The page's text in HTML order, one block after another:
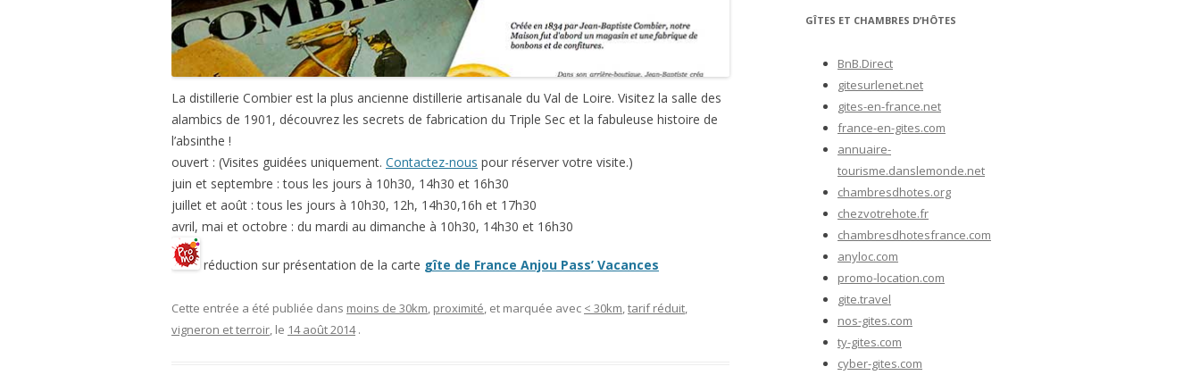
La distillerie Combier est la plus ancienne distillerie artisanale du Val de Loire. Visitez la salle des
alambics de 1901, découvrez les secrets de fabrication du Triple Sec et la fabuleuse histoire de
l’absinthe !
ouvert : (​Visites guidées uniquement. Contactez-nous pour réserver votre visite.)
juin et septembre : tous les jours à 10h30, 14h30 et 16h30
juillet et août : tous les jours à 10h30, 12h, 14h30,16h et 17h30
avril, mai et octobre : du mardi au dimanche à 10h30, 14h30 et 16h30
réduction sur présentation de la carte gîte de France Anjou Pass’ Vacances
Cette entrée a été publiée dans moins de 30km, proximité, et marquée avec < 30km,tarif réduit,
vigneron et terroir, le 14 août 2014 .
GÎTES ET CHAMBRES D’HÔTES
BnB.Direct
gitesurlenet.net
gites-en-france.net
france-en-gites.com
annuaire-
tourisme.danslemonde.net
chambresdhotes.org
chezvotrehote.fr
chambresdhotesfrance.com
anyloc.com
promo-location.com
gite.travel
nos-gites.com
ty-gites.com
cyber-gites.com